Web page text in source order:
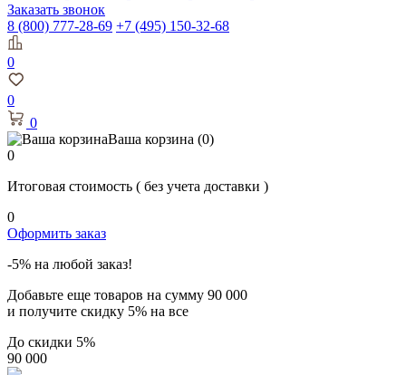
Заказать звонок
8 (800) 777-28-69 +7 (495) 150-32-68
0
0
0
Ваша корзина (0)
0
Итоговая стоимость ( без учета доставки )
0
Оформить заказ
-5% на любой заказ!
Добавьте еще товаров на сумму 90 000
и получите скидку 5% на все
До скидки 5%
90 000